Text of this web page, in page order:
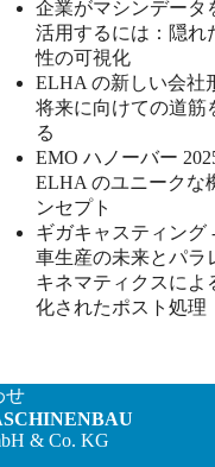
企業がマシンデータ
活用するには：隠れ
性の可視化
ELHA の新しい会社
将来に向けての道筋
る
EMO ハノーバー
ELHA のユニークな
ンセプト
ギガキャスティング
車生産の未来とパラ
キネマティクスによ
化されたポスト処理
せ
& Co. KG